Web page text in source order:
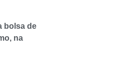
bolsa de
na